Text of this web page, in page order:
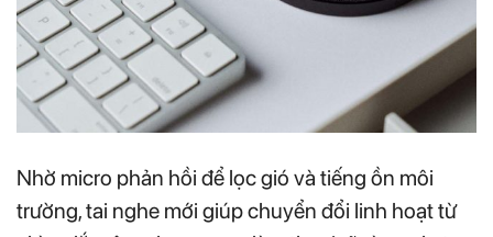
Nhờ micro phản hồi để lọc gió và tiếng ồn môi
trường, tai nghe mới giúp chuyển đổi linh hoạt từ